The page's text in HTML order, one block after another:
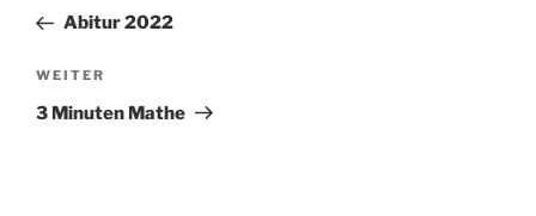
Beitrag
Abitur 2022
Nächster
Beitrag
WEITER
3 Minuten Mathe